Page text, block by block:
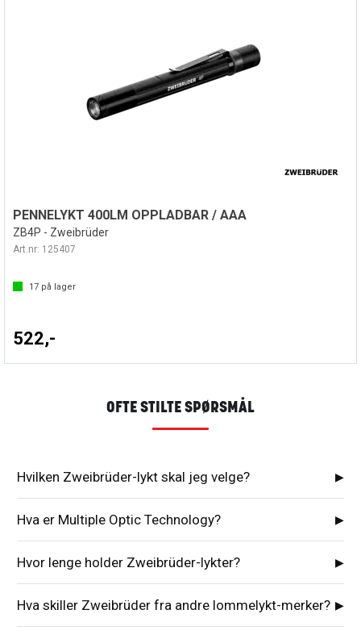
PENNELYKT 400LM OPPLADBAR / AAA
ZB4P - Zweibrüder
Art.nr: 125407
17 på lager
522,-
OFTE STILTE SPØRSMÅL
Hvilken Zweibrüder-lykt skal jeg velge? ▶
Hva er Multiple Optic Technology? ▶
Hvor lenge holder Zweibrüder-lykter? ▶
Hva skiller Zweibrüder fra andre lommelykt-merker? ▶